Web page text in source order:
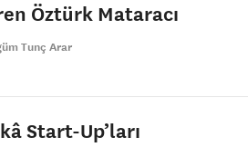
Öztürk Mataracı
Tunç Arar
Start-Up’ları